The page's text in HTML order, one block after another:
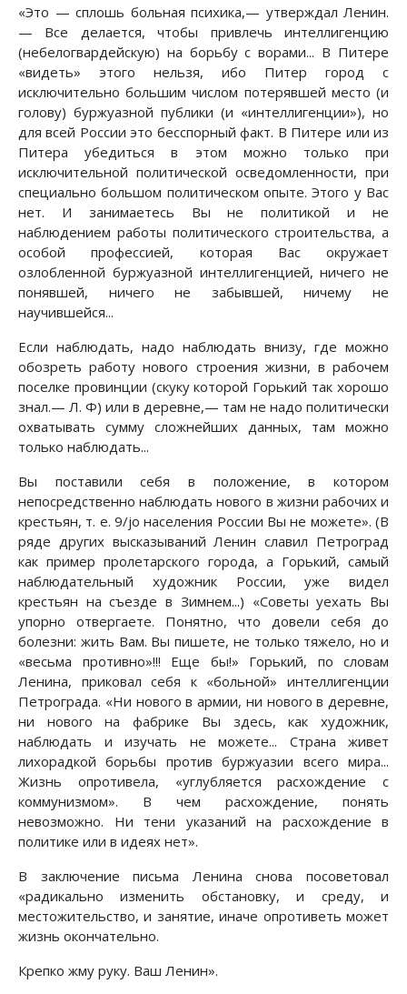
«Это — сплошь больная психика,— утверждал Ленин.
— Все делается, чтобы привлечь интеллигенцию
(небелогвардейскую) на борьбу с ворами... В Питере
«видеть» этого нельзя, ибо Питер город с
исключительно большим числом потерявшей место (и
голову) буржуазной публики (и «интеллигенции»), но
для всей России это бесспорный факт. В Питере или из
Питера убедиться в этом можно только при
исключительной политической осведомленности, при
специально большом политическом опыте. Этого у Вас
нет. И занимаетесь Вы не политикой и не
наблюдением работы политического строительства, а
особой профессией, которая Вас окружает
озлобленной буржуазной интеллигенцией, ничего не
понявшей, ничего не забывшей, ничему не
научившейся...
Если наблюдать, надо наблюдать внизу, где можно
обозреть работу нового строения жизни, в рабочем
поселке провинции (скуку которой Горький так хорошо
знал.— Л. Ф) или в деревне,— там не надо политически
охватывать сумму сложнейших данных, там можно
только наблюдать...
Вы поставили себя в положение, в котором
непосредственно наблюдать нового в жизни рабочих и
крестьян, т. е. 9/jo населения России Вы не можете». (В
ряде других высказываний Ленин славил Петроград
как пример пролетарского города, а Горький, самый
наблюдательный художник России, уже видел
крестьян на съезде в Зимнем...) «Советы уехать Вы
упорно отвергаете. Понятно, что довели себя до
болезни: жить Вам. Вы пишете, не только тяжело, но и
«весьма противно»!!! Еще бы!» Горький, по словам
Ленина, приковал себя к «больной» интеллигенции
Петрограда. «Ни нового в армии, ни нового в деревне,
ни нового на фабрике Вы здесь, как художник,
наблюдать и изучать не можете... Страна живет
лихорадкой борьбы против буржуазии всего мира...
Жизнь опротивела, «углубляется расхождение с
коммунизмом». В чем расхождение, понять
невозможно. Ни тени указаний на расхождение в
политике или в идеях нет».
В заключение письма Ленина снова посоветовал
«радикально изменить обстановку, и среду, и
местожительство, и занятие, иначе опротиветь может
жизнь окончательно.
Крепко жму руку. Ваш Ленин».